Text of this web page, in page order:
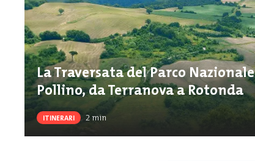
La Traversata del Parco
Pollino, da Terranova a Rotonda
ITINERARI 2 min